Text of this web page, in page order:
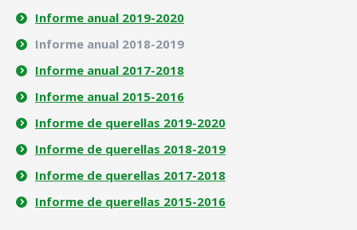
Informe anual 2019-2020
Informe anual 2018-2019
Informe anual 2017-2018
Informe anual 2015-2016
Informe de querellas 2019-2020
Informe de querellas 2018-2019
Informe de querellas 2017-2018
Informe de querellas 2015-2016